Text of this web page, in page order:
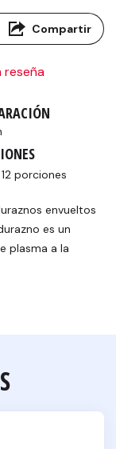
Compartir
reseña
porciones
envueltos
es un
plasma a la